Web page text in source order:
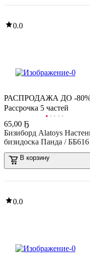
0.0
Рассрочка 5 частей
РАСПРОДАЖА ДО -
65,00 Ҕ
Бизиборд Alatoys
бизидоска Панда / ББ616
В корзину
0.0